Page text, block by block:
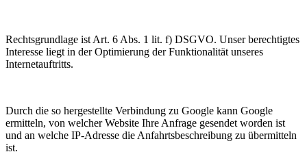
Rechtsgrundlage ist Art. 6 Abs. 1 lit. f) DSGVO. Unser berechtigtes
Interesse liegt in der Optimierung der Funktionalität unseres
Internetauftritts.
Durch die so hergestellte Verbindung zu Google kann Google
ermitteln, von welcher Website Ihre Anfrage gesendet worden ist
und an welche IP-Adresse die Anfahrtsbeschreibung zu übermitteln
ist.